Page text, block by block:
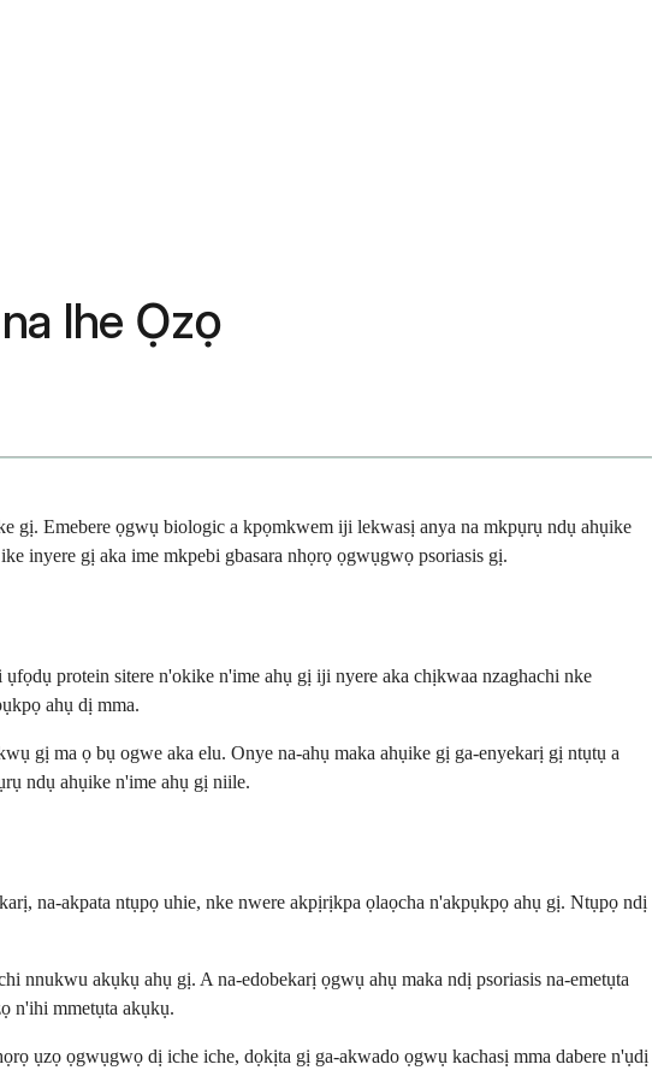
Ihe Ọzọ
gị. Emebere ọgwụ biologic a kpọmkwem iji lekwasị anya na mkpụrụ ndụ ahụike
inyere gị aka ime mkpebi gbasara nhọrọ ọgwụgwọ psoriasis gị.
protein sitere n'okike n'ime ahụ gị iji nyere aka chịkwaa nzaghachi nke
ahụ dị mma.
gị ma ọ bụ ogwe aka elu. Onye na-ahụ maka ahụike gị ga-enyekarị gị ntụtụ a
ndụ ahụike n'ime ahụ gị niile.
na-akpata ntụpọ uhie, nke nwere akpịrịkpa ọlaọcha n'akpụkpọ ahụ gị. Ntụpọ ndị
nnukwu akụkụ ahụ gị. A na-edobekarị ọgwụ ahụ maka ndị psoriasis na-emetụta
n'ihi mmetụta akụkụ.
ụzọ ọgwụgwọ dị iche iche, dọkịta gị ga-akwado ọgwụ kachasị mma dabere n'ụdị